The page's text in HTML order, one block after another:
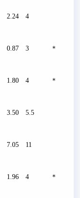
2.24 4
0.87 3 ＊
1.80 4 ＊
3.50 5.5
7.05 11
1.96 4 ＊